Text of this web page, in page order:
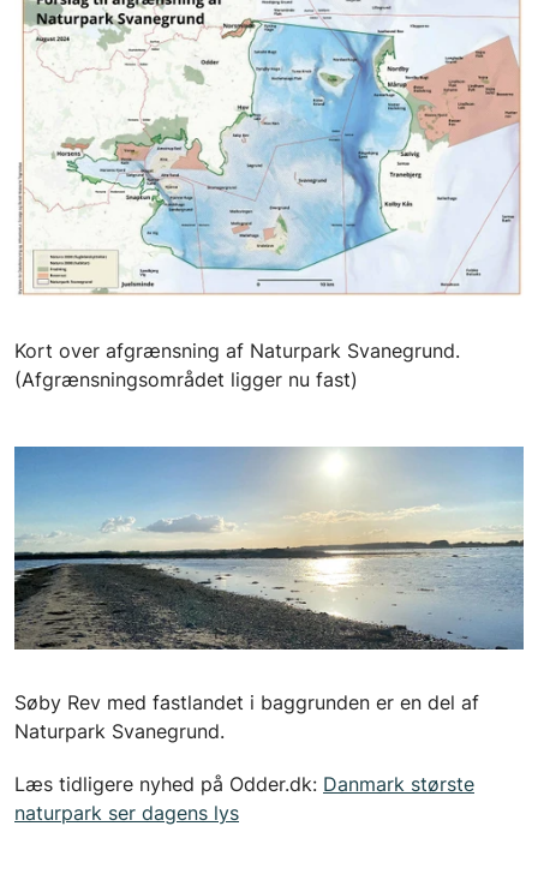
Kort over afgrænsning af Naturpark Svanegrund.
(Afgrænsningsområdet ligger nu fast)
Søby Rev med fastlandet i baggrunden er en del af
Naturpark Svanegrund.
Læs tidligere nyhed på Odder.dk: Danmark største
naturpark ser dagens lys